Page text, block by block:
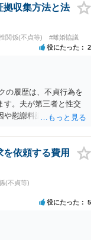
、関係を清算するため
えます。 ② 「今後一
や誓約書は、裁判上
誓約書の具体的内容
定の証拠価値はある
円を貸付扱いに変更
円は不当利得（受け
して返還請求されてい
かと存じます。 ④ 私
が既に約100万あり。
で220万円を支払う事は
なる可能性はあります
制執行により不動産等
図られることになりま
、その場合は分割払
うな事情であれば、私
。 ⇒ご相談者様の認
必要はないと考えら
とがベターかと存じ
拠収集方法と法
関係(不貞等) #離婚協議
役にたった 2
の履歴は、不貞行為を
す。夫が第三者と性交
や慰謝料請求を検討す
や回数が分かる資料は
す。 他方、「夫に不貞
親権を取得できる」と
本的には夫婦が婚姻
行為の有無とは別
保しておくことが重
観点です。そのた
しているのであれ
依頼する費用
(不貞等)
役にたった 5